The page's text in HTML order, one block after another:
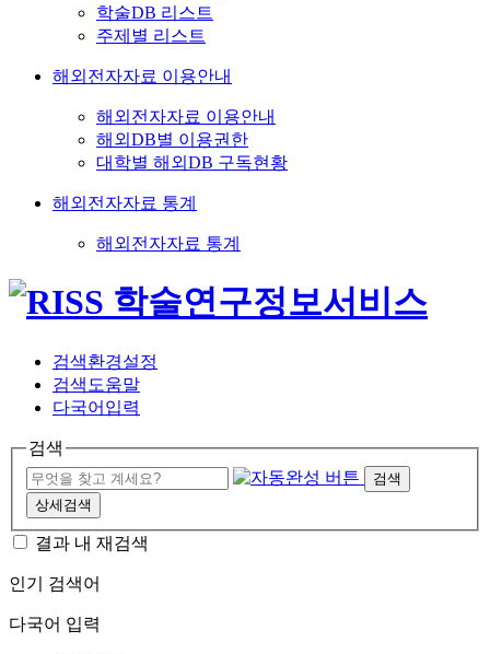
학술DB 리스트
주제별 리스트
해외전자자료 이용안내
해외전자자료 이용안내
해외DB별 이용권한
대학별 해외DB 구독현황
해외전자자료 통계
해외전자자료 통계
검색환경설정
검색도움말
다국어입력
검색
검색
상세검색
결과 내 재검색
인기 검색어
다국어 입력